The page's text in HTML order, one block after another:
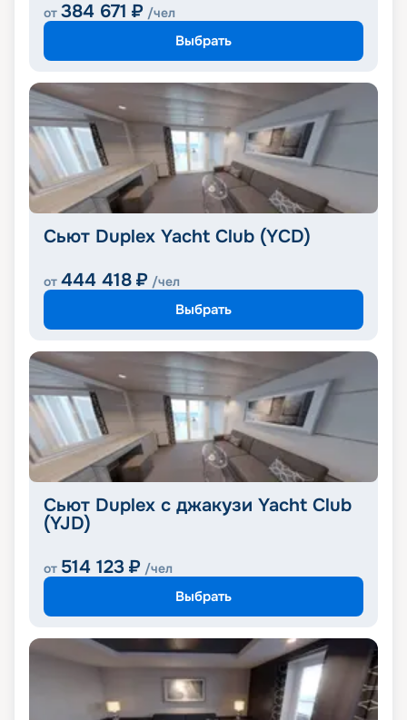
от 384 671 ₽ /чел
Выбрать
Сьют Duplex Yacht Club (YCD)
от 444 418 ₽ /чел
Выбрать
Сьют Duplex с джакузи Yacht Club
(YJD)
от 514 123 ₽ /чел
Выбрать